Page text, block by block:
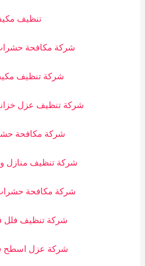
تنظيف
شركة مكافحة
شركة تنظيف
شركة تنظيف عزل
شركة مكافحة
شركة تنظيف منازل
شركة مكافحة
شركة تنظيف فلل
شركة عزل اسطح